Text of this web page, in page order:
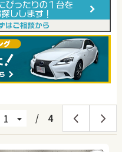
/ 4